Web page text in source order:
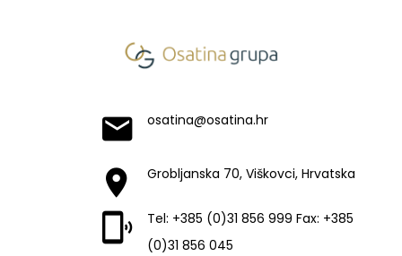
osatina@osatina.hr
Grobljanska 70, Viškovci, Hrvatska
Tel: +385 (0)31 856 999 Fax: +385
(0)31 856 045